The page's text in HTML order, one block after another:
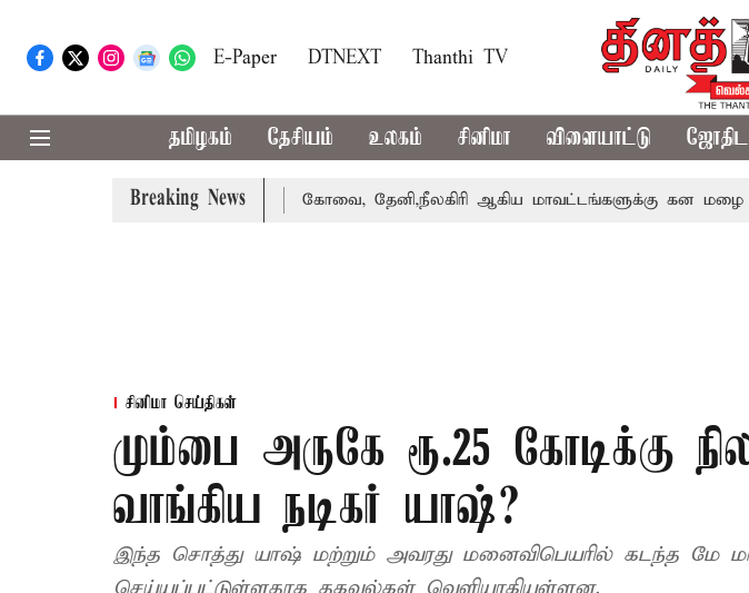
E-Paper DTNEXT Thanthi TV
தமிழகம் தேசியம் உலகம் சினிமா விளையாட்டு
Breaking News
வாபஸ் பெற்றார் சங்கீதா கோவை, தேனி,நீலகிரி ஆகிய மாவட்டங்களுக்கு கன மழை
சினிமா செய்திகள்
மும்பை அருகே ரூ.25 கோடிக்கு
வாங்கிய நடிகர் யாஷ்?
இந்த சொத்து யாஷ் மற்றும் அவரது மனைவிபெயரில் கடந்த மே